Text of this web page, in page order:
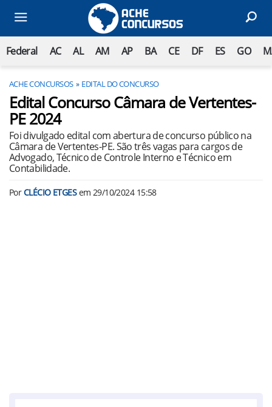
Federal AC AL AM AP BA CE DF ES GO
ACHE CONCURSOS EDITAL DO CONCURSO
Edital Concurso Câmara de Vertentes-
PE 2024
Foi divulgado edital com abertura de concurso público na
Câmara de Vertentes-PE. São três vagas para cargos de
Advogado, Técnico de Controle Interno e Técnico em
Contabilidade.
PorCLÉCIO ETGESem 29/10/2024 15:58